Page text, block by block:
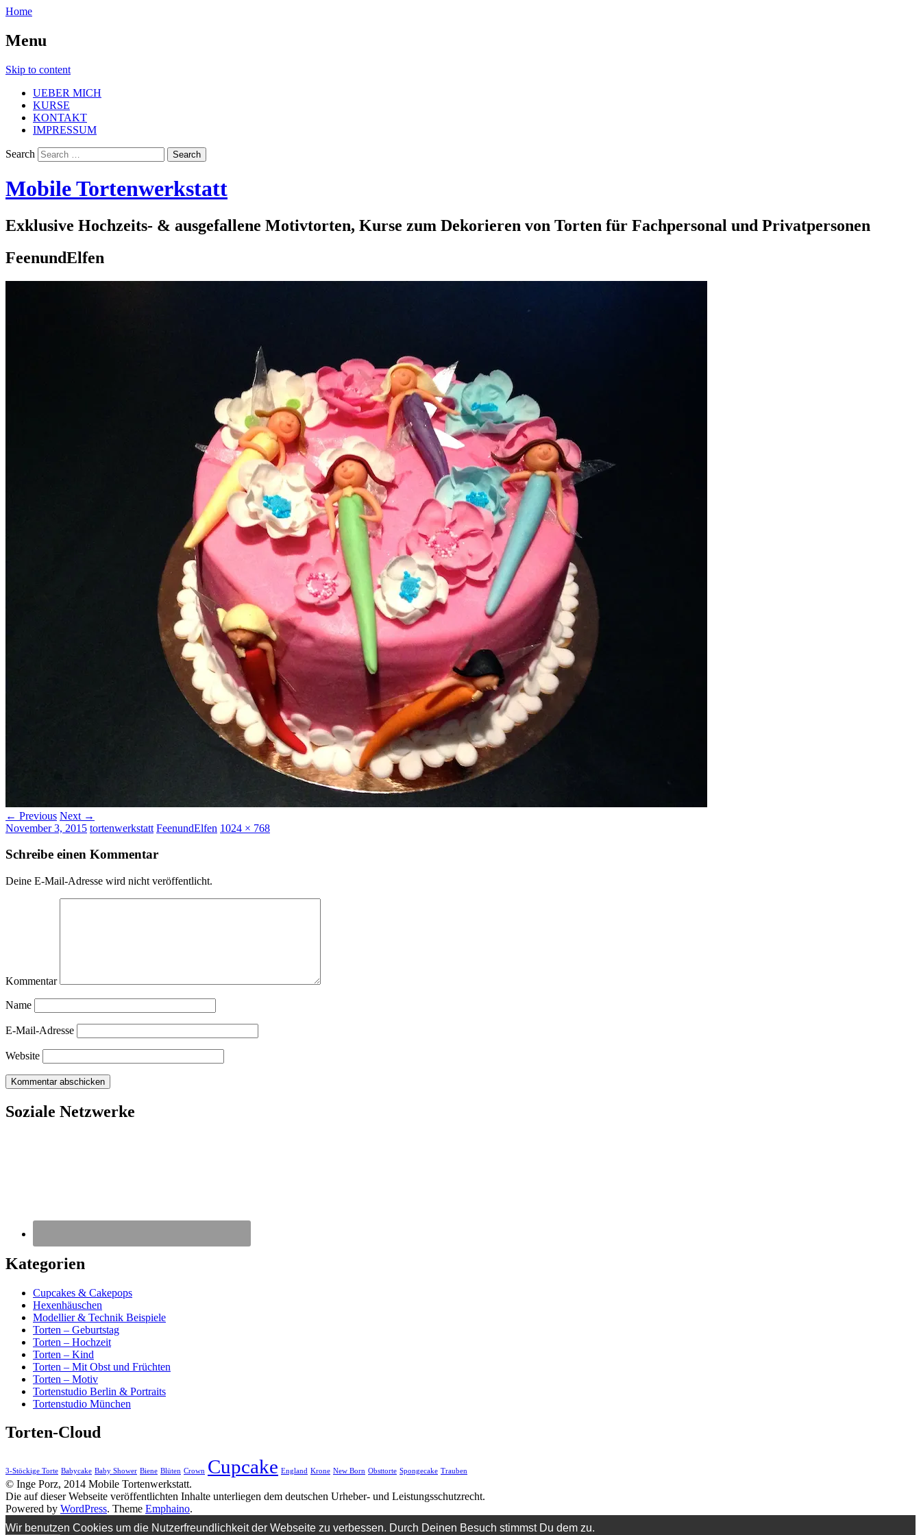
Home
Menu
Skip to content
UEBER MICH
KURSE
KONTAKT
IMPRESSUM
Search
Mobile Tortenwerkstatt
Exklusive Hochzeits- & ausgefallene Motivtorten, Kurse zum Dekorieren von Torten für Fachpersonal und Privatpersonen
FeenundElfen
← Previous Next →
November 3, 2015 tortenwerkstatt FeenundElfen 1024 × 768
Schreibe einen Kommentar
Deine E-Mail-Adresse wird nicht veröffentlicht.
Kommentar
Name
E-Mail-Adresse
Website
Soziale Netzwerke
Kategorien
Cupcakes & Cakepops
Hexenhäuschen
Modellier & Technik Beispiele
Torten – Geburtstag
Torten – Hochzeit
Torten – Kind
Torten – Mit Obst und Früchten
Torten – Motiv
Tortenstudio Berlin & Portraits
Tortenstudio München
Torten-Cloud
3-Stöckige Torte Babycake Baby Shower Biene Blüten Crown Cupcake England Krone New Born Obsttorte Spongecake Trauben
© Inge Porz, 2014 Mobile Tortenwerkstatt.
Die auf dieser Webseite veröffentlichten Inhalte unterliegen dem deutschen Urheber- und Leistungsschutzrecht.
Powered by WordPress. Theme Emphaino.
Wir benutzen Cookies um die Nutzerfreundlichkeit der Webseite zu verbessen. Durch Deinen Besuch stimmst Du dem zu.